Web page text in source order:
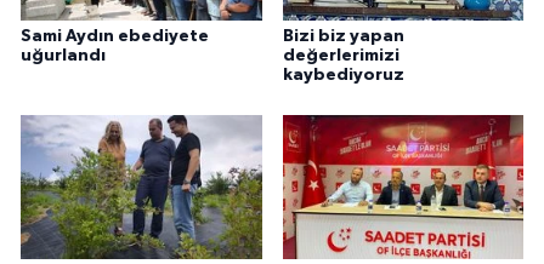
Sami Aydın ebediyete
uğurlandı
Bizi biz yapan
değerlerimizi
kaybediyoruz